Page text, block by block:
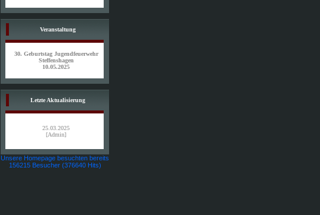
Veranstaltung
30. Geburtstag Jugendfeuerwehr
Steffenshagen
10.05.2025
Letzte Aktualisierung
25.03.2025
[Admin]
Unsere Homepage besuchten bereits
156215 Besucher (376640 Hits)